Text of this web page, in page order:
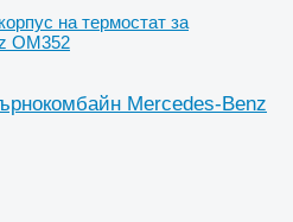
корпус на термостат за
OM352
Mercedes-Benz